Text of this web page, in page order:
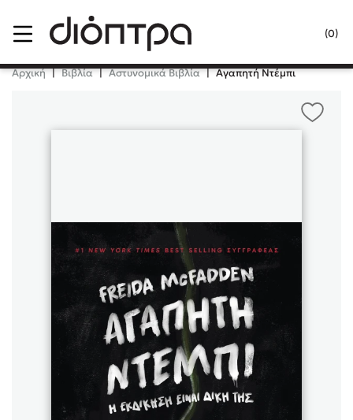
(0)
Κλείσιμο
Δημοφιλή Βιβλία
Χάρης Πολίτης
Καθρέφτης
Αρχική | Βιβλία | Αστυνομικά Βιβλία | Αγαπητή Ντέμπι